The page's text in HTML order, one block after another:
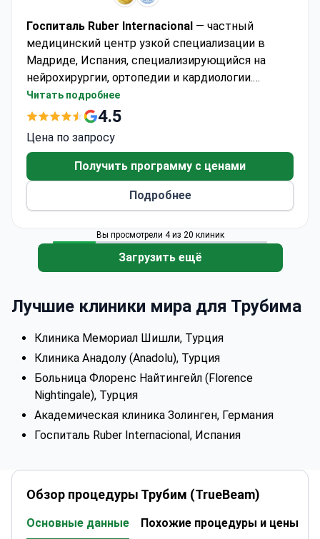
Госпиталь Ruber Internacional — частный
медицинский центр узкой специализации в
Мадриде, Испания, специализирующийся на
нейрохирургии, ортопедии и кардиологии.
Клиника принимает взрослых и детей,
предоставляя медицинскую помощь примерно
пациентов приезжают из стран СНГ, Европы и
Содружества, а также из США, Канады и
Австралии.
Читать подробнее
4.5
Цена по запросу
Получить программу с ценами
Подробнее
Вы просмотрели 4 из 20 клиник
Загрузить ещё
Лучшие клиники мира для Трубима
Клиника Мемориал Шишли, Турция
Клиника Анадолу (Anadolu), Турция
Больница Флоренс Найтингейл (Florence
Nightingale), Турция
Академическая клиника Золинген, Германия
Госпиталь Ruber Internacional, Испания
Обзор процедуры Трубим (TrueBeam)
Основные данные Похожие процедуры и цены